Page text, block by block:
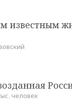
известным
человек